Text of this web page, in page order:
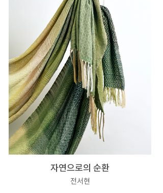
자연으로의 순환
전서현